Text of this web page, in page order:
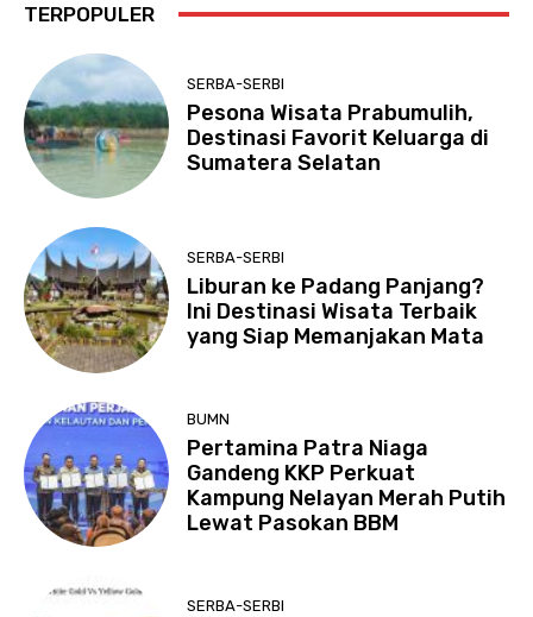
TERPOPULER
SERBA-SERBI
Pesona Wisata Prabumulih,
Destinasi Favorit Keluarga di
Sumatera Selatan
SERBA-SERBI
Liburan ke Padang Panjang?
Ini Destinasi Wisata Terbaik
yang Siap Memanjakan Mata
BUMN
Pertamina Patra Niaga
Gandeng KKP Perkuat
Kampung Nelayan Merah Putih
Lewat Pasokan BBM
SERBA-SERBI